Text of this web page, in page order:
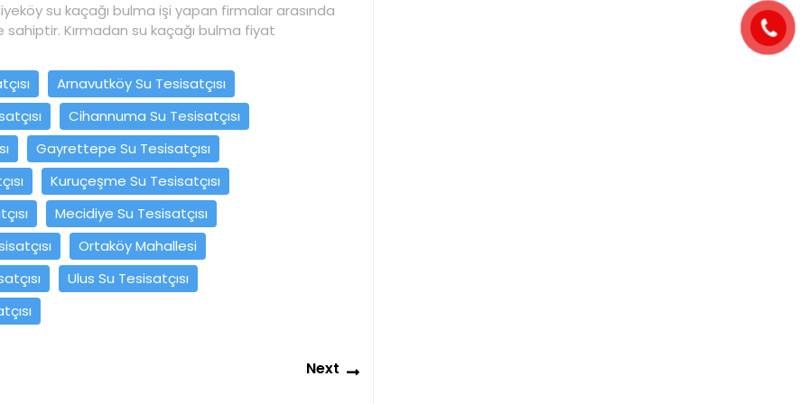
su kaçağı bulma işi yapan firmalar arasında
Kırmadan su kaçağı bulma fiyat
Arnavutköy Su Tesisatçısı
Cihannuma Su Tesisatçısı
Gayrettepe Su Tesisatçısı
Kuruçeşme Su Tesisatçısı
Mecidiye Su Tesisatçısı
Ortaköy Mahallesi
Ulus Su Tesisatçısı
Next
Next